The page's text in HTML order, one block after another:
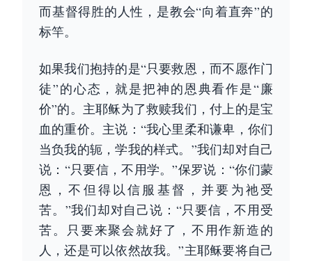
而基督得胜的人性，是教会“向着直奔”的
标竿。
如果我们抱持的是“只要救恩，而不愿作门
徒”的心态，就是把神的恩典看作是“廉
价”的。主耶稣为了救赎我们，付上的是宝
血的重价。主说：“我心里柔和谦卑，你们
当负我的轭，学我的样式。”我们却对自己
说：“只要信，不用学。”保罗说：“你们蒙
恩，不但得以信服基督，并要为祂受
苦。”我们却对自己说：“只要信，不用受
苦。只要来聚会就好了，不用作新造的
人，还是可以依然故我。”主耶稣要将自己